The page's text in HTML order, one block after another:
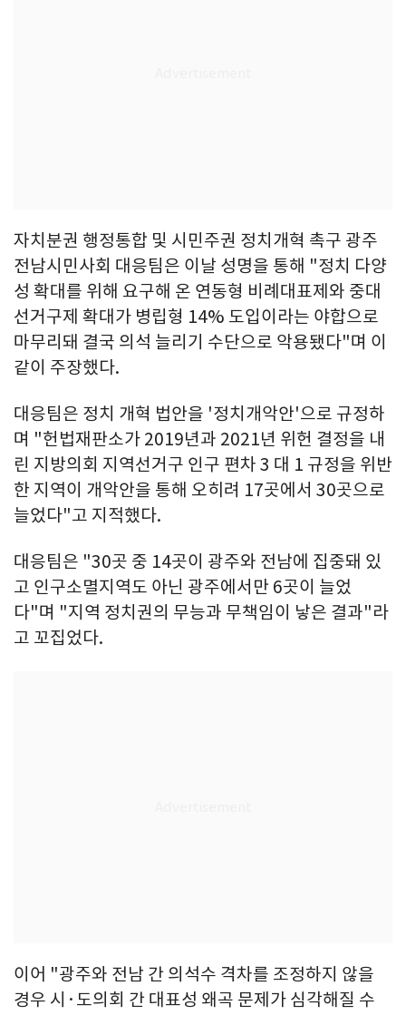
자치분권 행정통합 및 시민주권 정치개혁 촉구 광주
전남시민사회 대응팀은 이날 성명을 통해 "정치 다양
성 확대를 위해 요구해 온 연동형 비례대표제와 중대
선거구제 확대가 병립형 14% 도입이라는 야합으로
마무리돼 결국 의석 늘리기 수단으로 악용됐다"며 이
같이 주장했다.
대응팀은 정치 개혁 법안을 '정치개악안'으로 규정하
며 "헌법재판소가 2019년과 2021년 위헌 결정을 내
린 지방의회 지역선거구 인구 편차 3 대 1 규정을 위반
한 지역이 개악안을 통해 오히려 17곳에서 30곳으로
늘었다"고 지적했다.
대응팀은 "30곳 중 14곳이 광주와 전남에 집중돼 있
고 인구소멸지역도 아닌 광주에서만 6곳이 늘었
다"며 "지역 정치권의 무능과 무책임이 낳은 결과"라
고 꼬집었다.
이어 "광주와 전남 간 의석수 격차를 조정하지 않을
경우 시·도의회 간 대표성 왜곡 문제가 심각해질 수